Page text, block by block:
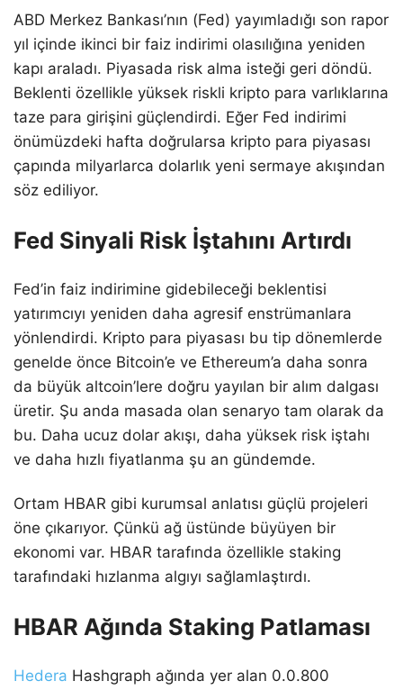
ABD Merkez Bankası’nın (Fed) yayımladığı son rapor
yıl içinde ikinci bir faiz indirimi olasılığına yeniden
kapı araladı. Piyasada risk alma isteği geri döndü.
Beklenti özellikle yüksek riskli kripto para varlıklarına
taze para girişini güçlendirdi. Eğer Fed indirimi
önümüzdeki hafta doğrularsa kripto para piyasası
çapında milyarlarca dolarlık yeni sermaye akışından
söz ediliyor.
Fed Sinyali Risk İştahını Artırdı
Fed’in faiz indirimine gidebileceği beklentisi
yatırımcıyı yeniden daha agresif enstrümanlara
yönlendirdi. Kripto para piyasası bu tip dönemlerde
genelde önce Bitcoin’e ve Ethereum’a daha sonra
da büyük altcoin’lere doğru yayılan bir alım dalgası
üretir. Şu anda masada olan senaryo tam olarak da
bu. Daha ucuz dolar akışı, daha yüksek risk iştahı
ve daha hızlı fiyatlanma şu an gündemde.
Ortam HBAR gibi kurumsal anlatısı güçlü projeleri
öne çıkarıyor. Çünkü ağ üstünde büyüyen bir
ekonomi var. HBAR tarafında özellikle staking
tarafındaki hızlanma algıyı sağlamlaştırdı.
HBAR Ağında Staking Patlaması
Hedera Hashgraph ağında yer alan 0.0.800